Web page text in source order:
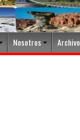
Nosotros Archivo